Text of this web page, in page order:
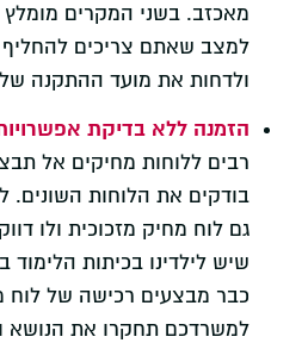
מאכזב. בשני המקרים מומלץ
למצב שאתם צריכים
ולדחות את מועד ההתקנה
הזמנה ללא בדיקת
רבים ללוחות מחיקים אל
בודקים את הלוחות השונים.
גם לוח מחיק מזכוכית ולו
שיש לילדינו בכיתות
כבר מבצעים רכישה של לוח
למשרדכם תחקרו את הנושא